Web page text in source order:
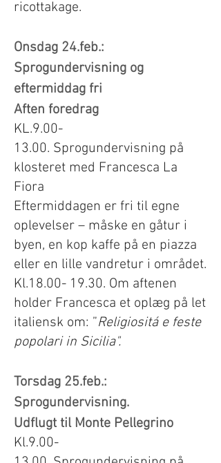
ricottakage.
Onsdag 24.feb.:
Sprogundervisning og
eftermiddag fri
Aften foredrag
KL.9.00-
13.00. Sprogundervisning på
klosteret med Francesca La
Fiora
Eftermiddagen er fri til egne
oplevelser – måske en gåtur i
byen, en kop kaffe på en piazza
eller en lille vandretur i området.
Kl.18.00- 19.30. Om aftenen
holder Francesca et oplæg på let
italiensk om: ”Religiositá e feste
popolari in Sicilia".
Torsdag 25.feb.:
Sprogundervisning.
Udflugt til Monte Pellegrino
Kl.9.00-